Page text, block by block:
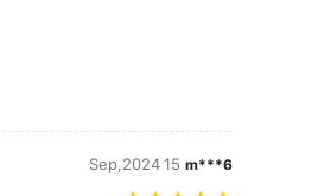
m***6
15 Sep,2024